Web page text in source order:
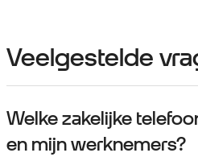
Veelgestelde
Welke zakelijke
en mijn werknemers?